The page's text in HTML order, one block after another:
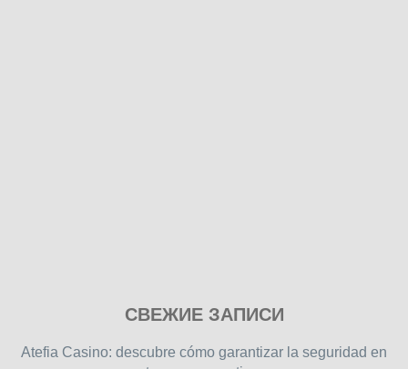
free
СВЕЖИЕ ЗАПИСИ
Atefia Casino: descubre cómo garantizar la seguridad en